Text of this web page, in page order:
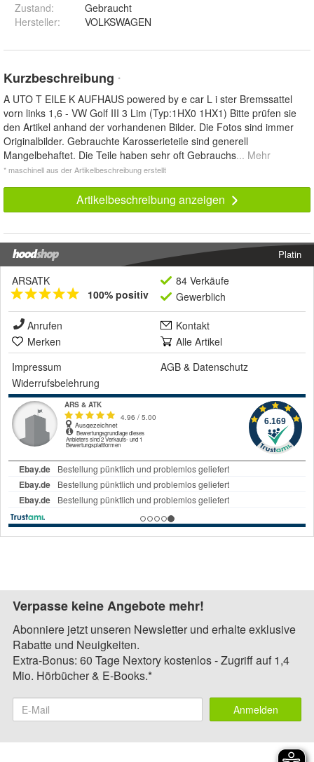
Zustand:
Gebraucht
Hersteller: VOLKSWAGEN
Kurzbeschreibung *
A UTO T EILE K AUFHAUS powered by e car L i ster Bremssattel
vorn links 1,6 - VW Golf III 3 Lim (Typ:1HX0 1HX1) Bitte prüfen sie
den Artikel anhand der vorhandenen Bilder. Die Fotos sind immer
Originalbilder. Gebrauchte Karosserieteile sind generell
Mangelbehaftet. Die Teile haben sehr oft Gebrauchs... Mehr
* maschinell aus der Artikelbeschreibung erstellt
Artikelbeschreibung anzeigen
Platin
ARSATK
100% positiv
84 Verkäufe
Gewerblich
Anrufen
Kontakt
Merken
Alle Artikel
Impressum
AGB & Datenschutz
Widerrufsbelehrung
Verpasse keine Angebote mehr!
Abonniere jetzt unseren Newsletter und erhalte exklusive
Rabatte und Neuigkeiten.
Extra-Bonus: 60 Tage Nextory kostenlos - Zugriff auf 1,4
Mio. Hörbücher & E-Books.*
Anmelden